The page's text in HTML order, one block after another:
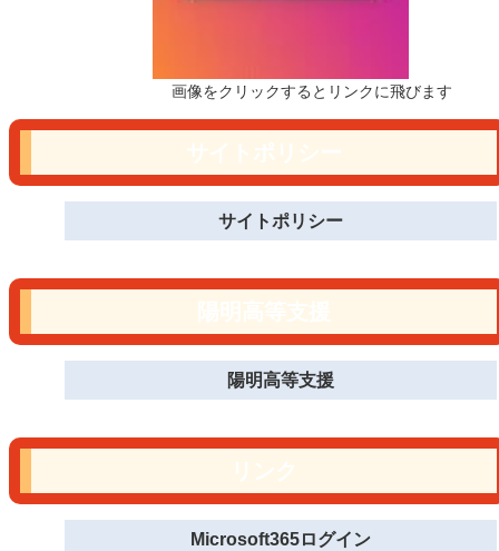
画像をクリックするとリンクに飛びます
サイトポリシー
陽明高等支援
Microsoft365ログイン